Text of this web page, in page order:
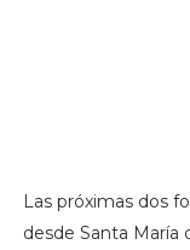
Las próximas dos
desde Santa María